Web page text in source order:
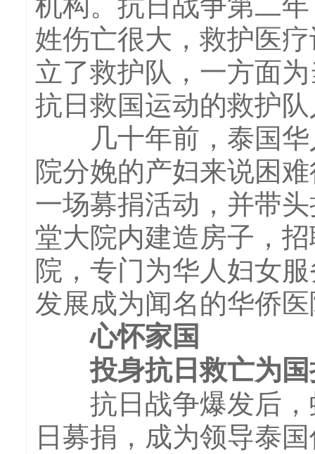
姓伤亡很大，救护医
立了救护队，一方面
抗日救国运动的救护
几十年前，泰国华
院分娩的产妇来说困
一场募捐活动，并带
堂大院内建造房子，
院，专门为华人妇女
发展成为闻名的华侨
心怀家国
投身抗日救亡为国
抗日战争爆发后，
日募捐，成为领导泰